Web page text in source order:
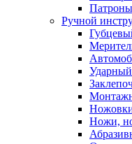
Ручной
Ножи,